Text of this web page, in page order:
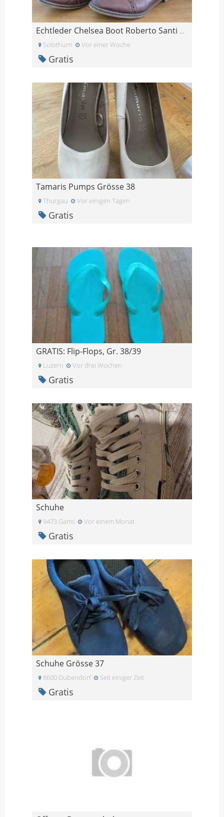
Echtleder Chelsea Boot Roberto Santi Gr. 36
Solothurn Vor einer Woche
Gratis
Tamaris Pumps Grösse 38
Thurgau Vor einigen Tagen
Gratis
GRATIS: Flip-Flops, Gr. 38/39
Luzern Vor drei Wochen
Gratis
Schuhe
9473 Gams Vor einem Monat
Gratis
Schuhe Grösse 37
8600 Dubendorf Seit einiger Zeit
Gratis